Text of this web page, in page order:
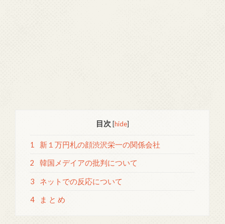
目次 [hide]
1 新１万円札の顔渋沢栄一の関係会社
2 韓国メデイアの批判について
3 ネットでの反応について
4 ま と め